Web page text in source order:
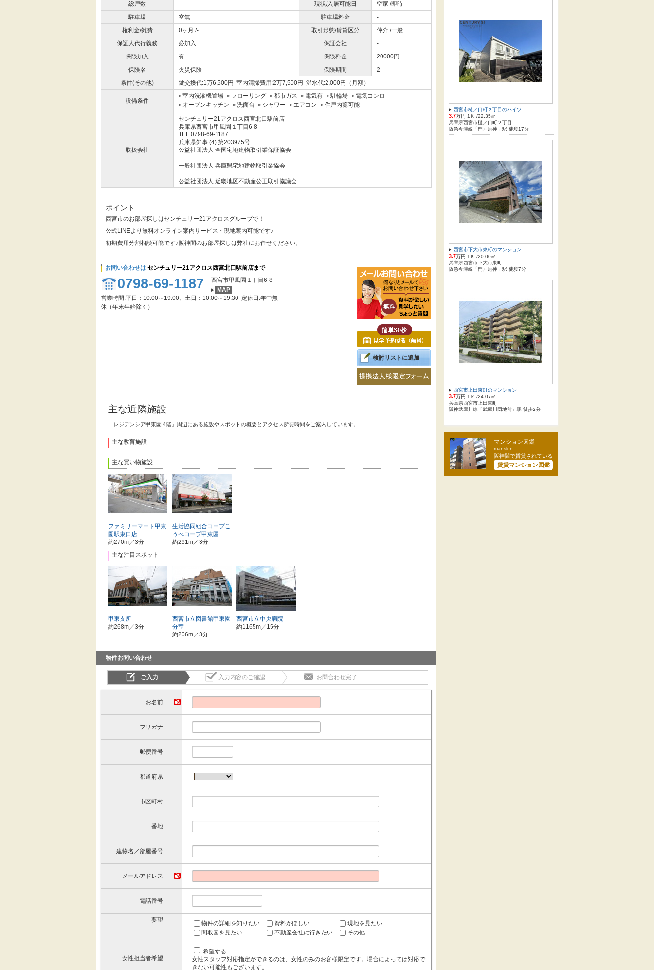
総戸数
- 現状/入居可能日
空家 /即時
駐車場
空無 駐車場料金
-
権利金/雑費
0ヶ月 /- 取引形態/賃貸区分
仲介 /一般
保証人代行義務
必加入 保証会社
-
保険加入
有 保険料金
20000円
保険名
火災保険 保険期間
2
条件(その他)
鍵交換代:1万6,500円 室内清掃費用:2万7,500円 温水代:2,000円（月額）
設備条件
室内洗濯機置場 フローリング 都市ガス 電気有 駐輪場
電気コンロ
オープンキッチン
洗面台 シャワー エアコン 住戸内覧可能
取扱会社
センチュリー21アクロス西宮北口駅前店
兵庫県西宮市甲風園１丁目6-8
TEL:0798-69-1187
兵庫県知事 (4) 第203975号
公益社団法人 全国宅地建物取引業保証協会
一般社団法人 兵庫県宅地建物取引業協会
公益社団法人 近畿地区不動産公正取引協議会
ポイント
西宮市のお部屋探しはセンチュリー21アクロスグループで！
公式LINEより無料オンライン案内サービス・現地案内可能です♪
初期費用分割相談可能です♪阪神間のお部屋探しは弊社にお任せください。
お問い合わせは センチュリー21アクロス西宮北口駅前店まで
0798-69-1187
西宮市甲風園１丁目6-8
MAP
営業時間:平日：10:00～19:00、土日：10:00～19:30 定休日:年中無
休（年末年始除く）
検討リストに追加
主な近隣施設
「レジデンシア甲東園 4階」周辺にある施設やスポットの概要とアクセス所要時間をご案内しています。
主な教育施設
主な買い物施設
ファミリーマート甲東
園駅東口店
約270m／3分
生活協同組合コープこ
うべコープ甲東園
約261m／3分
主な注目スポット
甲東支所
約268m／3分
西宮市立図書館甲東園
分室
約266m／3分
西宮市立中央病院
約1165m／15分
物件お問い合わせ
ご入力 入力内容のご確認 お問合わせ完了
お名前
フリガナ
郵便番号
都道府県
市区町村
番地
建物名／部屋番号
メールアドレス
電話番号
要望 物件の詳細を知りたい 資料がほしい
現地を見たい
間取図を見たい
不動産会社に行きたい その他
女性担当者希望
希望する
女性スタッフ対応指定ができるのは、女性のみのお客様限定です。場合によっては対応で
きない可能性もございます。
西宮市樋ノ口町２丁目のハイツ
3.7万円 1Ｋ /22.35㎡
兵庫県西宮市樋ノ口町２丁目
阪急今津線「門戸厄神」駅 徒歩17分
西宮市下大市東町のマンション
3.7万円 1Ｋ /20.00㎡
兵庫県西宮市下大市東町
阪急今津線「門戸厄神」駅 徒歩7分
西宮市上田東町のマンション
3.7万円 1Ｒ /24.07㎡
兵庫県西宮市上田東町
阪神武庫川線「武庫川団地前」駅 徒歩2分
マンション図鑑
mansion
阪神間で賃貸されている
賃貸マンション図鑑